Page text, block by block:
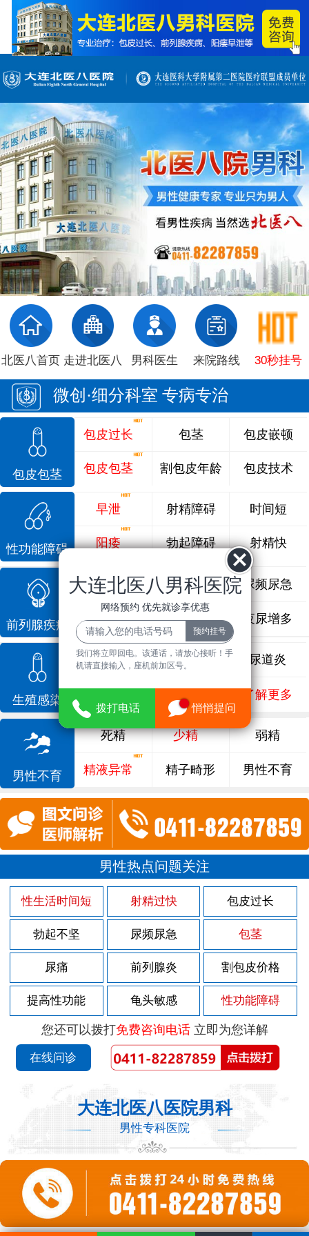
北医八首页 走进北医八 男科医生 来院路线 30秒挂号
微创·细分科室 专病专治
包皮包茎
包皮过长
包皮包茎
包茎
割包皮年龄
包皮嵌顿
包皮技术
性功能障碍
早泄
阳痿
射精障碍
勃起障碍
时间短
射精快
前列腺疾病
前列腺炎 前列腺痛 尿频尿急
前列腺增生 排尿不畅 夜尿增多
生殖感染
龟头炎 睾丸炎 尿道炎
了解更多
男性不育
死精 少精 弱精
精液异常 精子畸形 男性不育
男性热点问题关注
性生活时间短 射精过快 包皮过长
勃起不坚 尿频尿急 包茎
尿痛 前列腺炎 割包皮价格
提高性功能 龟头敏感 性功能障碍
您还可以拨打免费咨询电话立即为您详解
在线问诊
大连北医八医院男科
男性专科医院
大连北医八男科医院
网络预约 优先就诊享优惠
我们将立即回电。该通话，请放心接听！手
机请直接输入，座机前加区号。
拨打电话 悄悄提问